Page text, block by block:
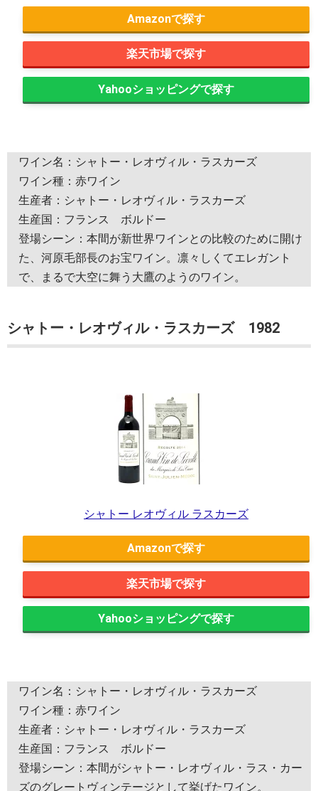
Amazon
楽天市場
Yahooショッピング
ワイン名：シャトー・レオヴィル・ラスカーズ
ワイン種：赤ワイン
生産者：シャトー・レオヴィル・ラスカーズ
生産国：フランス ボルドー
登場シーン：本間が新世界ワインとの比較のために開け
た、河原毛部長のお宝ワイン。凛々しくてエレガント
で、まるで大空に舞う大鷹のようのワイン。
シャトー・レオヴィル・ラスカーズ 1982
シャトー レオヴィル ラスカーズ
Amazon
楽天市場
Yahooショッピング
ワイン名：シャトー・レオヴィル・ラスカーズ
ワイン種：赤ワイン
生産者：シャトー・レオヴィル・ラスカーズ
生産国：フランス ボルドー
登場シーン：本間がシャトー・レオヴィル・ラス・カー
ズのグレートヴィンテージとして挙げたワイン。